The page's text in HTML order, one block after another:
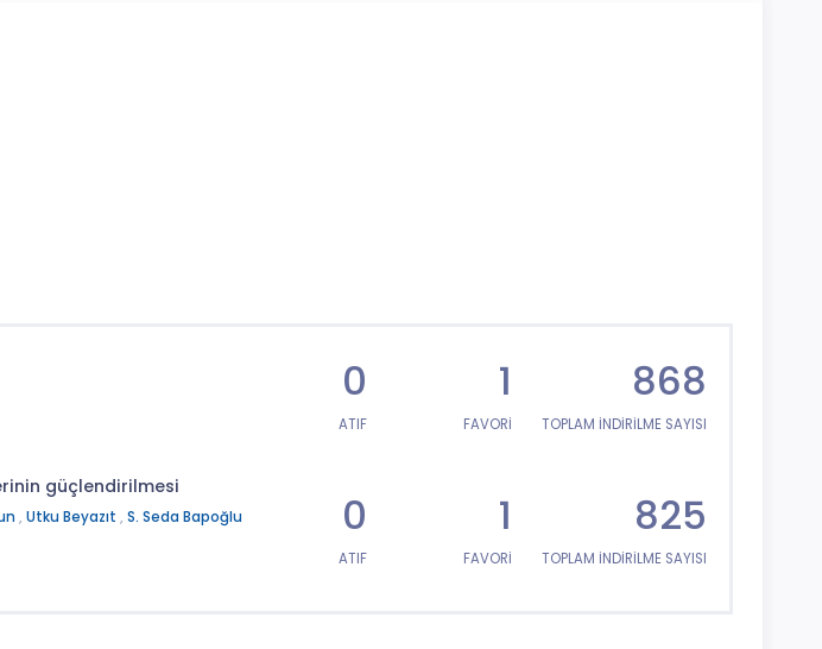
0
ATIF
1
FAVORİ
868
TOPLAM İNDİRİLME SAYISI
güçlendirilmesi
, Utku Beyazıt , S. Seda Bapoğlu
0
ATIF
1
FAVORİ
825
TOPLAM İNDİRİLME SAYISI